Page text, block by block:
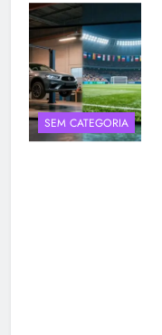
SEM CATEGORIA